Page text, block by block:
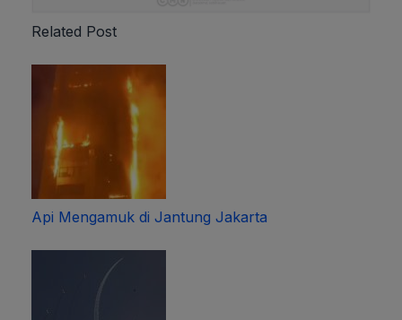
Related Post
Api Mengamuk di Jantung Jakarta